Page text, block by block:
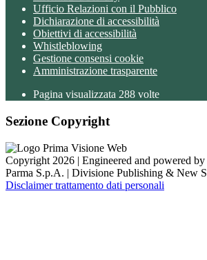
Ufficio Relazioni con il Pubblico
Dichiarazione di accessibilità
Obiettivi di accessibilità
Whistleblowing
Gestione consensi cookie
Amministrazione trasparente
Pagina visualizzata 288 volte
Sezione Copyright
Copyright 2026 | Engineered and powered
Parma S.p.A. | Divisione Publishing & New
Disclaimer trattamento dati personali